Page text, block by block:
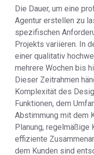
Die Dauer, um eine
Agentur erstellen zu
spezifischen
Projekts variieren. In
einer qualitativ
mehrere Wochen bis
Dieser Zeitrahmen
Komplexität des
Funktionen, dem
Abstimmung mit dem
Planung, regelmäßige
effiziente
dem Kunden sind